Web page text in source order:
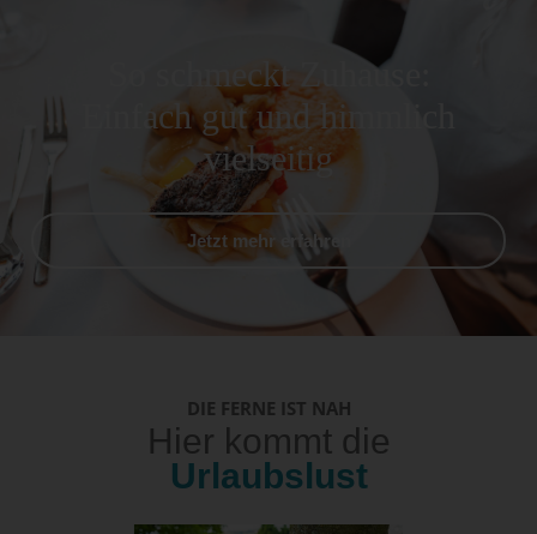
So schmeckt Zuhause:
Einfach gut und himmlich
vielseitig
Jetzt mehr erfahren
DIE FERNE IST NAH
Hier kommt die
Urlaubslust